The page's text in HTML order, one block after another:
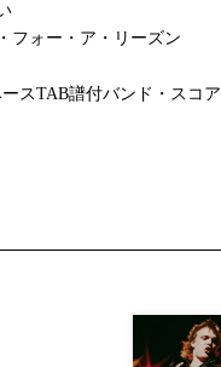
フォー・ア・リーズン
スTAB譜付バンド・スコア